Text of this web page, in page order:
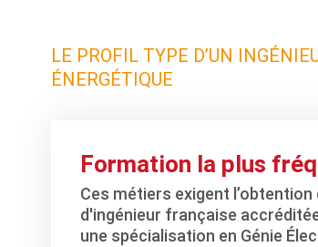
LE PROFIL TYPE D’UN
ÉNERGÉTIQUE
Formation la plus
Ces métiers exigent l’obtention
d'ingénieur française
une spécialisation en Génie